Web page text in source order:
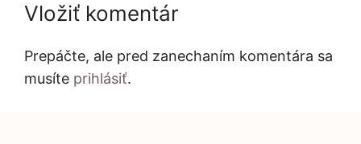
Vložiť komentár
Prepáčte, ale pred zanechaním komentára sa
musíte prihlásiť.